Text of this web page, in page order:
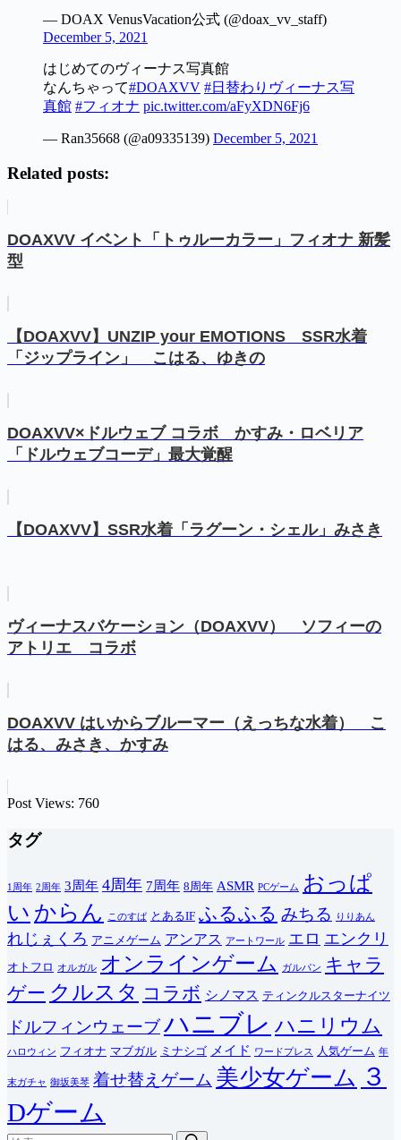
— DOAX VenusVacation公式 (@doax_vv_staff)
December 5, 2021
はじめてのヴィーナス写真館
なんちゃって#DOAXVV #日替わりヴィーナス写
真館 #フィオナ pic.twitter.com/aFyXDN6Fj6
— Ran35668 (@a09335139) December 5, 2021
Related posts:
DOAXVV イベント「トゥルーカラー」フィオナ 新髪
型
【DOAXVV】UNZIP your EMOTIONS SSR水着
「ジップライン」 こはる、ゆきの
DOAXVV×ドルウェブ コラボ かすみ・ロベリア
「ドルウェブコーデ」最大覚醒
【DOAXVV】SSR水着「ラグーン・シェル」みさき
ヴィーナスバケーション（DOAXVV） ソフィーの
アトリエ コラボ
DOAXVV はいからブルーマー（えっちな水着） こ
はる、みさき、かすみ
Post Views: 760
タグ
1周年 2周年 3周年 4周年 7周年 8周年 ASMR PCゲーム
おっぱ
い からん このすば とあるIF ふるふる みちる りりあん
れじぇくろ アニメゲーム アンアス アートワール エロ エンクリ
オトフロ オルガル オンラインゲーム ガルパン
キャラ
ゲー クルスタ コラボ シノマス ティンクルスターナイツ
ドルフィンウェーブハニブレ ハニリウム
ハロウィン フィオナ マブガル ミナシゴ メイド ワードプレス 人気ゲーム 年
末ガチャ 御坂美琴 着せ替えゲーム 美少女ゲーム ３
Dゲーム